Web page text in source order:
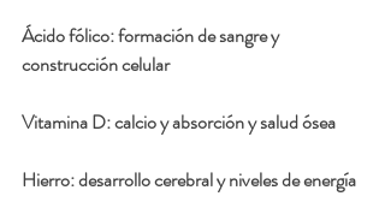
Ácido fólico: formación de sangre y
construcción celular
Vitamina D: calcio y absorción y salud ósea
Hierro: desarrollo cerebral y niveles de energía